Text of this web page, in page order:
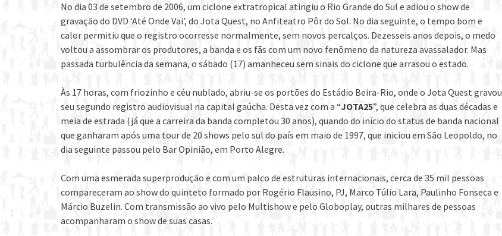
No dia 03 de setembro de 2006, um ciclone extratropical atingiu o Rio Grande do Sul e adiou o show de
gravação do DVD ‘Até Onde Vai’, do Jota Quest, no Anfiteatro Pôr do Sol. No dia seguinte, o tempo bom e
calor permitiu que o registro ocorresse normalmente, sem novos percalços. Dezesseis anos depois, o medo
voltou a assombrar os produtores, a banda e os fãs com um novo fenômeno da natureza avassalador. Mas
passada turbulência da semana, o sábado (17) amanheceu sem sinais do ciclone que arrasou o estado.
Às 17 horas, com friozinho e céu nublado, abriu-se os portões do Estádio Beira-Rio, onde o Jota Quest gravou
seu segundo registro audiovisual na capital gaúcha. Desta vez com a “JOTA25”, que celebra as duas décadas e
meia de estrada (já que a carreira da banda completou 30 anos), quando do início do status de banda nacional
que ganharam após uma tour de 20 shows pelo sul do país em maio de 1997, que iniciou em São Leopoldo, no
dia seguinte passou pelo Bar Opinião, em Porto Alegre.
Com uma esmerada superprodução e com um palco de estruturas internacionais, cerca de 35 mil pessoas
compareceram ao show do quinteto formado por Rogério Flausino, PJ, Marco Túlio Lara, Paulinho Fonseca e
Márcio Buzelin. Com transmissão ao vivo pelo Multishow e pelo Globoplay, outras milhares de pessoas
acompanharam o show de suas casas.